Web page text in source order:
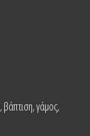
,βάπτιση,γάμος,